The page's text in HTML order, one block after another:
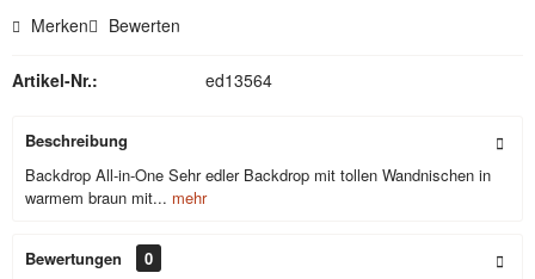
Merken Bewerten
Artikel-Nr.: ed13564
Beschreibung
Backdrop All-in-One Sehr edler Backdrop mit tollen Wandnischen in
warmem braun mit... mehr
Bewertungen
0